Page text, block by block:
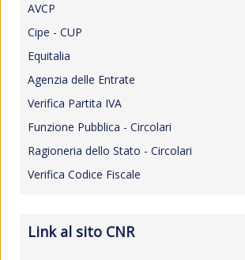
AVCP
Cipe - CUP
Equitalia
Agenzia delle Entrate
Verifica Partita IVA
Funzione Pubblica - Circolari
Ragioneria dello Stato - Circolari
Verifica Codice Fiscale
Link al sito CNR